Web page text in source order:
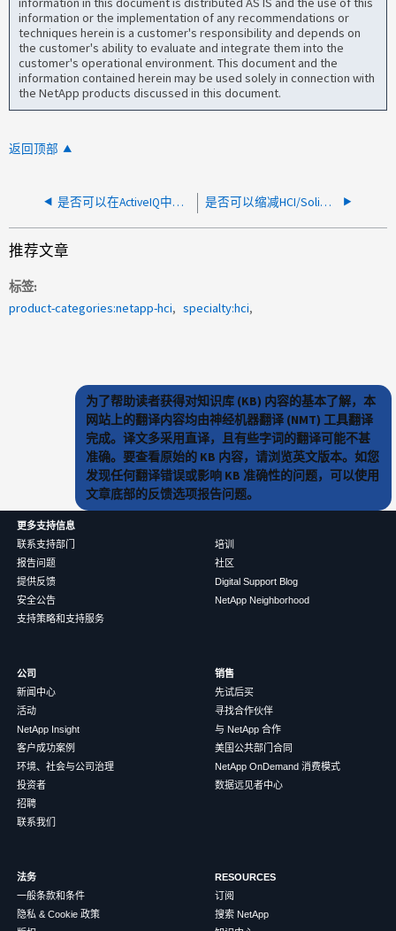
information or the implementation of any recommendations or
techniques herein is a customer's responsibility and depends on
the customer's ability to evaluate and integrate them into the
customer's operational environment. This document and the
information contained herein may be used solely in connection with
the NetApp products discussed in this document.
返回顶部
是否可以在ActiveIQ中查看快照空间？ 是否可以缩减HCI/SolidFire上的数据存储库大小？
推荐文章
标签
product-categories:netapp-hci
specialty:hci
为了帮助读者获得对知识库 (KB) 内容的基本了解，本
网站上的翻译内容均由神经机器翻译 (NMT) 工具翻译
完成。译文多采用直译，且有些字词的翻译可能不甚
准确。要查看原始的 KB 内容，请浏览英文版本。如您
发现任何翻译错误或影响 KB 准确性的问题，可以使用
文章底部的反馈选项报告问题。
更多支持信息
联系支持部门
报告问题
提供反馈
安全公告
支持策略和支持服务
培训
社区
Digital Support Blog
NetApp Neighborhood
公司
新闻中心
活动
NetApp Insight
客户成功案例
环境、社会与公司治理
投资者
招聘
联系我们
销售
先试后买
寻找合作伙伴
与 NetApp 合作
美国公共部门合同
NetApp OnDemand 消费模式
数据远见者中心
法务
一般条款和条件
隐私 & Cookie 政策
RESOURCES
订阅
搜索 NetApp